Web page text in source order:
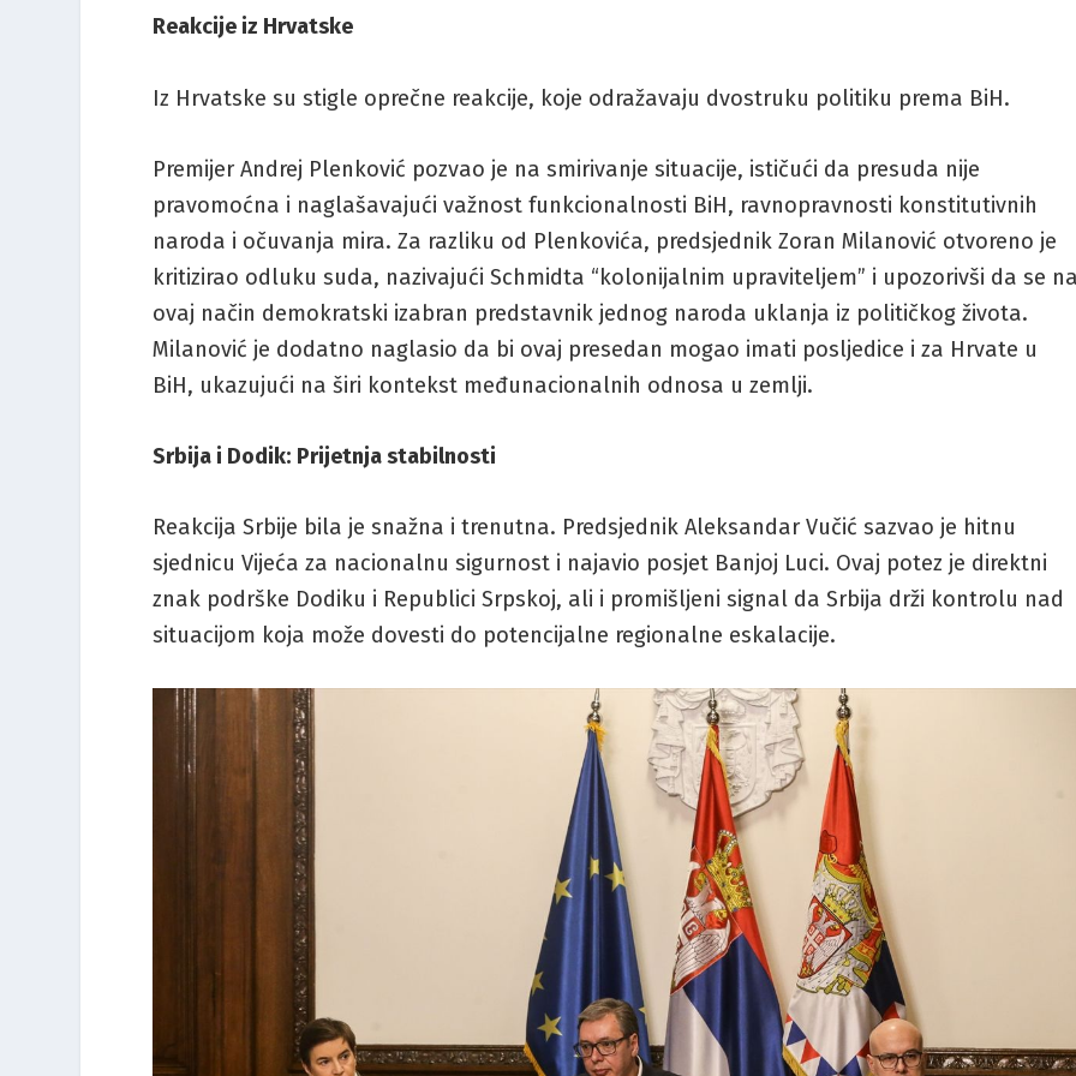
Reakcije iz Hrvatske
Iz Hrvatske su stigle oprečne reakcije, koje odražavaju dvostruku politiku prema BiH.
Premijer Andrej Plenković pozvao je na smirivanje situacije, ističući da presuda nije
pravomoćna i naglašavajući važnost funkcionalnosti BiH, ravnopravnosti konstitutivnih
naroda i očuvanja mira. Za razliku od Plenkovića, predsjednik Zoran Milanović otvoreno je
kritizirao odluku suda, nazivajući Schmidta “kolonijalnim upraviteljem” i upozorivši da se
ovaj način demokratski izabran predstavnik jednog naroda uklanja iz političkog života.
Milanović je dodatno naglasio da bi ovaj presedan mogao imati posljedice i za Hrvate u
BiH, ukazujući na širi kontekst međunacionalnih odnosa u zemlji.
Srbija i Dodik: Prijetnja stabilnosti
Reakcija Srbije bila je snažna i trenutna. Predsjednik Aleksandar Vučić sazvao je hitnu
sjednicu Vijeća za nacionalnu sigurnost i najavio posjet Banjoj Luci. Ovaj potez je direktni
znak podrške Dodiku i Republici Srpskoj, ali i promišljeni signal da Srbija drži kontrolu nad
situacijom koja može dovesti do potencijalne regionalne eskalacije.